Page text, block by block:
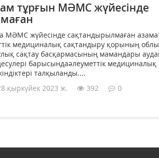
тұрғын МӘМС жүйесінде
МӘМС жүйесінде сақтандырылмаған
медициналық сақтандыру қорының
сақтау басқармасының мамандары
барысындаәлеуметтік медициналық
талқыланды....
қыркүйек 2023 ж. 392
0